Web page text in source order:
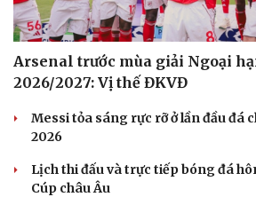
Arsenal trước mùa giải Ngoại
2026/2027: Vị thế ĐKVĐ
Messi tỏa sáng rực rỡ ở lần đầu đá
2026
Lịch thi đấu và trực tiếp bóng đá
Cúp châu Âu